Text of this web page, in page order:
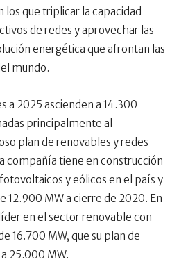
que triplicar la capacidad
de redes y aprovechar las
energética que afrontan las
mundo.
a 2025 ascienden a 14.300
principalmente al
plan de renovables y redes
compañía tiene en construcción
y eólicos en el país y
12.900 MW a cierre de 2020. En
en el sector renovable con
16.700 MW, que su plan de
25.000 MW.